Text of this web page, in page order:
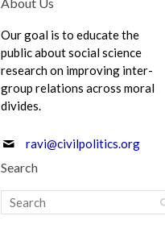
Our goal is to educate the
public about social science
research on improving inter-
group relations across moral
divides.
ravi@civilpolitics.org
Search